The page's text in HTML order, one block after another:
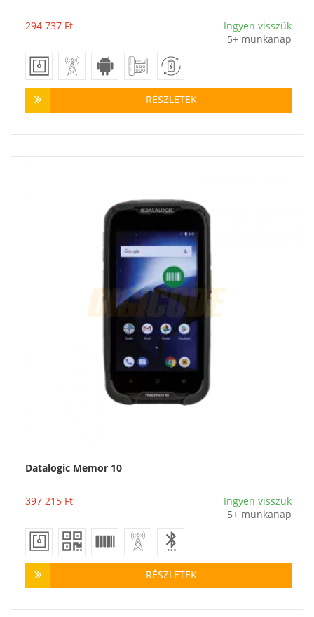
294 737 Ft
Ingyen visszük
5+ munkanap
RÉSZLETEK
Datalogic Memor 10
397 215 Ft
Ingyen visszük
5+ munkanap
RÉSZLETEK